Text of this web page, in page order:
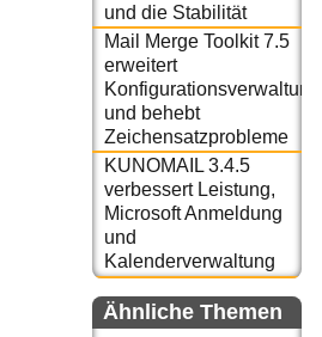
und die Stabilität
Mail Merge Toolkit 7.5
erweitert
Konfigurationsverwaltung
und behebt
Zeichensatzprobleme
KUNOMAIL 3.4.5
verbessert Leistung,
Microsoft Anmeldung
und
Kalenderverwaltung
Ähnliche Themen